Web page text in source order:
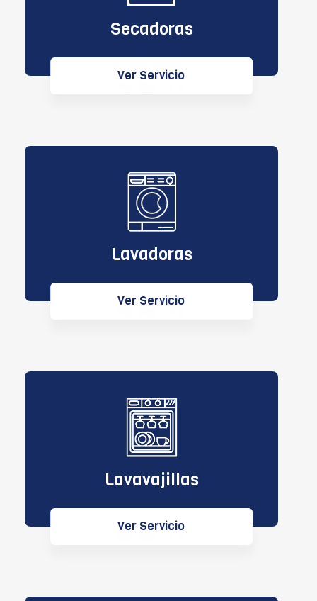
Secadoras
Ver Servicio
Lavadoras
Ver Servicio
Lavavajillas
Ver Servicio